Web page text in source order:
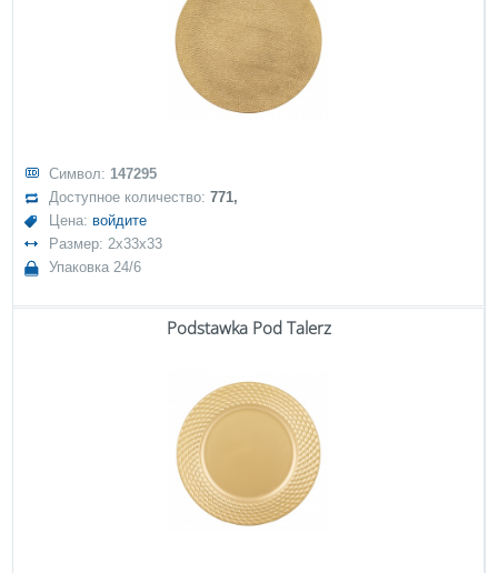
Символ: 147295
Доступное количество:771,
Цена: войдите
Размер: 2x33x33
Упаковка 24/6
Podstawka Pod Talerz